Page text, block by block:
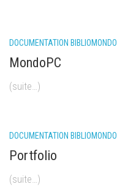
DOCUMENTATION BIBLIOMONDO
MondoPC
(suite…)
DOCUMENTATION BIBLIOMONDO
Portfolio
(suite…)